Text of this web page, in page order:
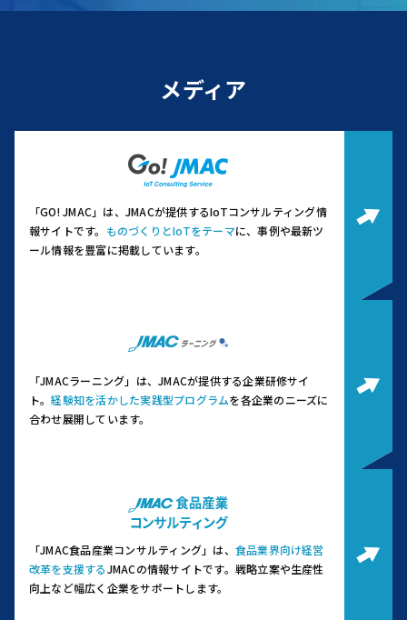
メディア
「GO! JMAC」は、JMACが提供するIoTコンサルティング情
報サイトです。 ものづくりとIoTをテーマに、事例や最新ツ
ール情報を豊富に掲載しています。
「JMACラーニング」は、JMACが提供する企業研修サイ
ト。経験知を活かした実践型プログラムを各企業のニーズに
合わせ展開しています。
「JMAC食品産業コンサルティング」は、 食品業界向け経営
改革を支援するJMACの情報サイトです。 戦略立案や生産性
向上など幅広く企業をサポートします。